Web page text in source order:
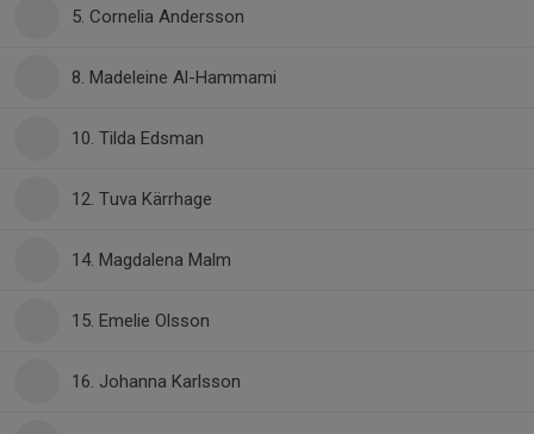
5. Cornelia Andersson
8. Madeleine Al-Hammami
10. Tilda Edsman
12. Tuva Kärrhage
14. Magdalena Malm
15. Emelie Olsson
16. Johanna Karlsson